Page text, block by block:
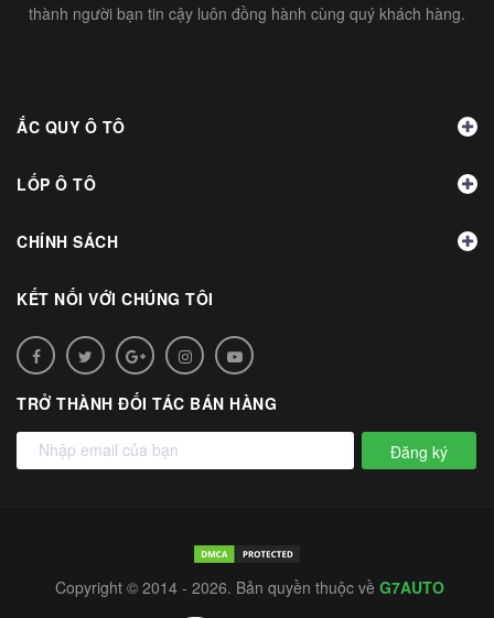
thành người bạn tin cậy luôn đồng hành cùng quý khách hàng.
ẮC QUY Ô TÔ
LỐP Ô TÔ
CHÍNH SÁCH
KẾT NỐI VỚI CHÚNG TÔI
TRỞ THÀNH ĐỐI TÁC BÁN HÀNG
Đăng ký
Copyright © 2014 - 2026. Bản quyền thuộc về G7AUTO